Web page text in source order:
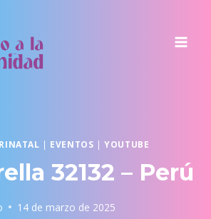
| EVENTOS |YOUTUBE
32132 – Perú
14 de marzo de 2025